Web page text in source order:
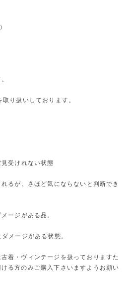
り扱いしております。
受けれない状態
るが、さほど気にならないと判断でき
ージがある品。
メージがある状態。
着・ヴィンテージを扱っておりますた
る方のみご購入下さいますようお願い